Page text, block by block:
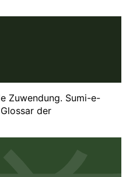
Zuwendung. Sumi-e-
der